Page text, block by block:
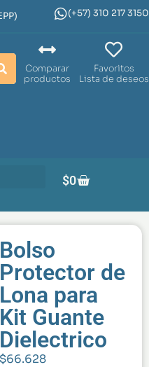
(+57) 310 217 3150
Comparar
productos
Favoritos
Lista de deseos
$0
Bolso
Protector de
Lona para
Kit Guante
Dielectrico
$66.628